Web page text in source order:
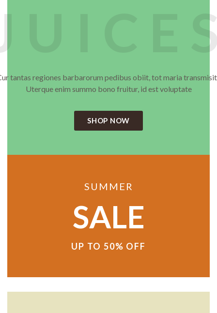
tantas regiones barbarorum pedibus obiit, tot maria
Uterque enim summo bono fruitur, id est voluptate
SHOP NOW
SUMMER
SALE
UP TO 50% OFF